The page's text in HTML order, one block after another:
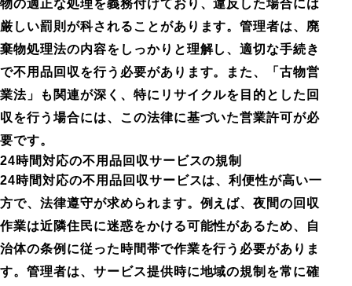
物の適正な処理を義務付けており、違反した場合には
厳しい罰則が科されることがあります。管理者は、廃
棄物処理法の内容をしっかりと理解し、適切な手続き
で不用品回収を行う必要があります。また、「古物営
業法」も関連が深く、特にリサイクルを目的とした回
収を行う場合には、この法律に基づいた営業許可が必
要です。
24時間対応の不用品回収サービスの規制
24時間対応の不用品回収サービスは、利便性が高い一
方で、法律遵守が求められます。例えば、夜間の回収
作業は近隣住民に迷惑をかける可能性があるため、自
治体の条例に従った時間帯で作業を行う必要がありま
す。管理者は、サービス提供時に地域の規制を常に確